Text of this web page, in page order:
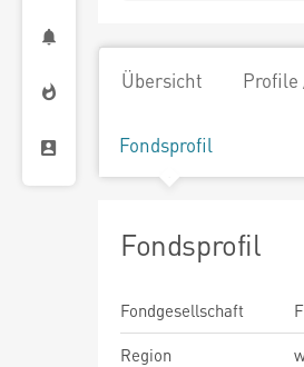
Übersicht Profile
Fondsprofil
Fondsprofil
Fondgesellschaft
Region